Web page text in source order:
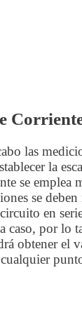
las
la
se emplea
se deben
en
caso, por lo
obtener el